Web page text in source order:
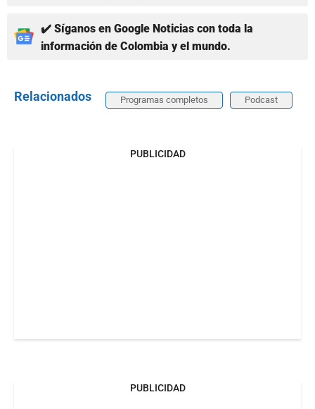
✔️ Síganos en Google Noticias con toda la
información de Colombia y el mundo.
Relacionados Programas completos Podcast
PUBLICIDAD
PUBLICIDAD